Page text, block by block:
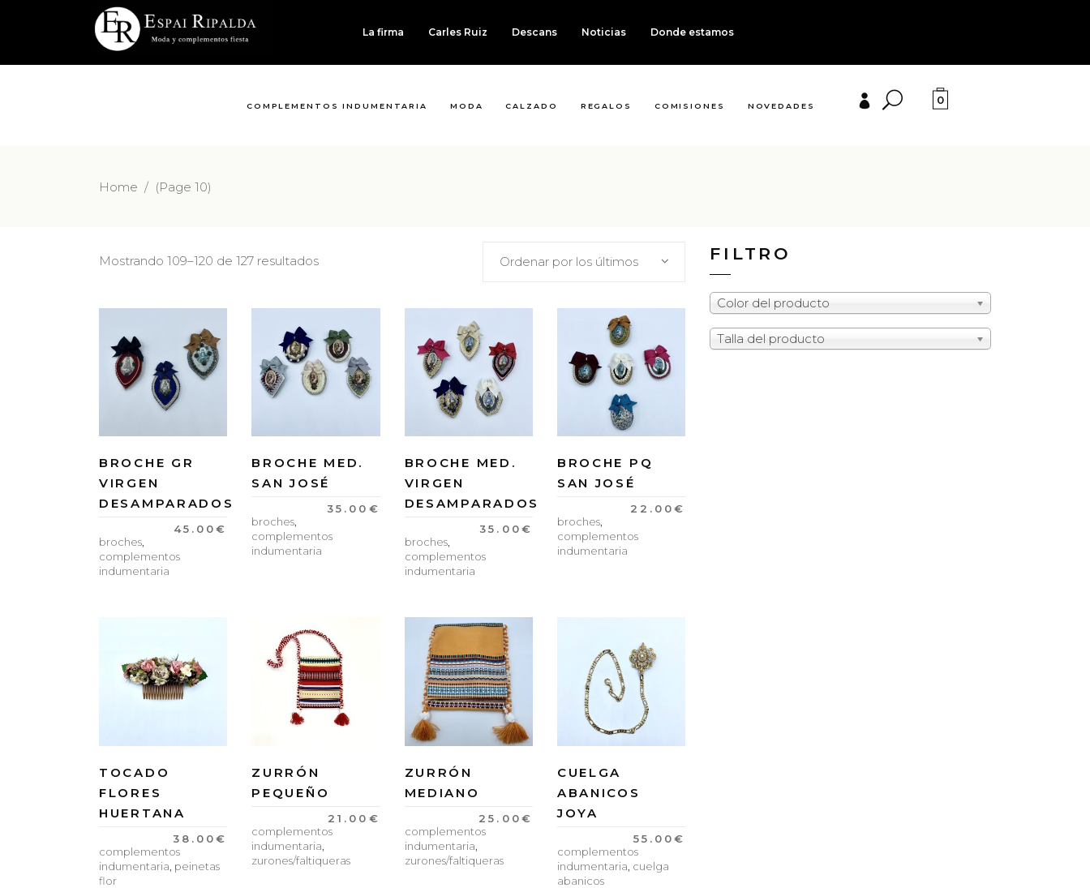
La firma Carles Ruiz Descans Noticias Donde estamos
COMPLEMENTOS INDUMENTARIA MODA CALZADO REGALOS COMISIONES NOVEDADES 0
Home / (Page 10)
Mostrando 109–120 de 127 resultados Ordenar por los últimos
BROCHE GR
VIRGEN
DESAMPARADOS
45.00€
broches,
complementos
indumentaria
BROCHE MED.
SAN JOSÉ
35.00 €
broches,
complementos
indumentaria
BROCHE MED.
VIRGEN
DESAMPARADOS
35.00€
broches,
complementos
indumentaria
BROCHE PQ
SAN JOSÉ
22.00€
broches,
complementos
indumentaria
TOCADO
FLORES
HUERTANA
38.00€
complementos
indumentaria peinetas
flor
ZURRÓN
PEQUEÑO
21.00 €
complementos
indumentaria
zurones/faltiqueras
ZURRÓN
MEDIANO
25.00€
complementos
indumentaria
zurones/faltiqueras
CUELGA
ABANICOS
JOYA
55.00€
complementos
indumentaria cuelga
abanicos
FILTRO
Color del producto
Talla del producto